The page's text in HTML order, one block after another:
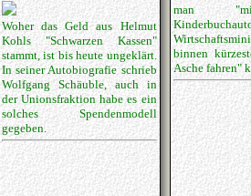
Woher das Geld aus Helmut
Kohls "Schwarzen Kassen"
stammt, ist bis heute ungeklärt.
In seiner Autobiografie schrieb
Wolfgang Schäuble, auch in
der Unionsfraktion habe es ein
solches Spendenmodell
gegeben.
man
binnen
Asche fahren"